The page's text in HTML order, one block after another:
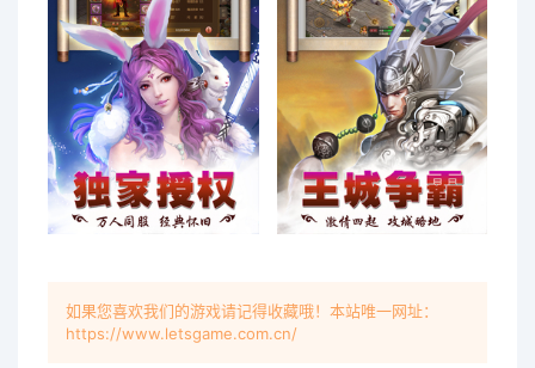
如果您喜欢我们的游戏请记得收藏哦！本站唯一网址：
https://www.letsgame.com.cn/